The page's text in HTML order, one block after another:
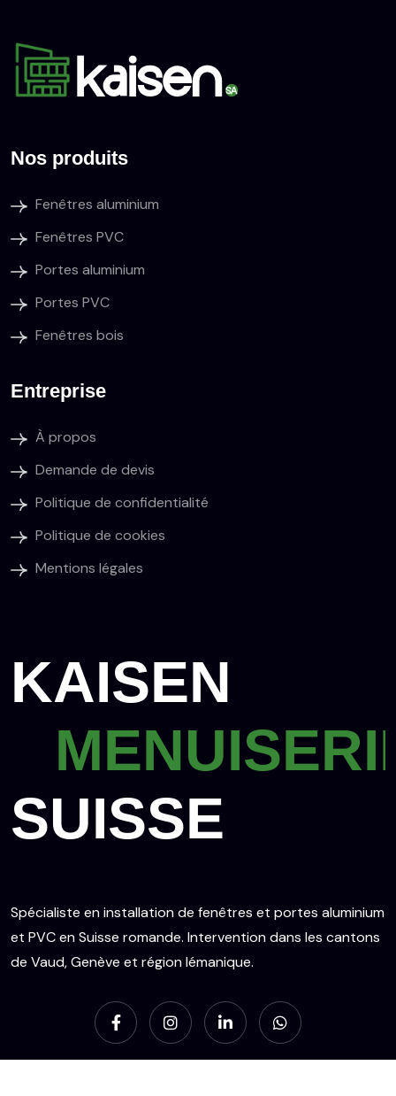
Nos produits
Fenêtres aluminium
Fenêtres PVC
Portes aluminium
Portes PVC
Fenêtres bois
Entreprise
À propos
Demande de devis
Politique de confidentialité
Politique de cookies
Mentions légales
KAISEN
SUISSE
Spécialiste en installation de fenêtres et portes aluminium
et PVC en Suisse romande. Intervention dans les cantons
de Vaud, Genève et région lémanique.